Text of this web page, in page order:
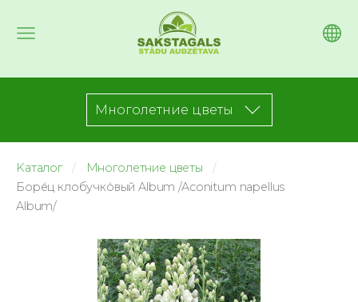
Многолетние цветы
Kаталог
Многолетние цветы
Боре́ц клобучко́вый Album /Aconitum napellus
Album/